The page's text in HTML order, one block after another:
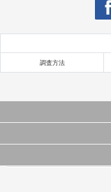
調査方法
当サイトで公開されている情報
これらの情報を権利者の許可な
当サイトに掲載している内容は
弊社の見解・ 意見ではないこと
このサイトでは Cookie を使用